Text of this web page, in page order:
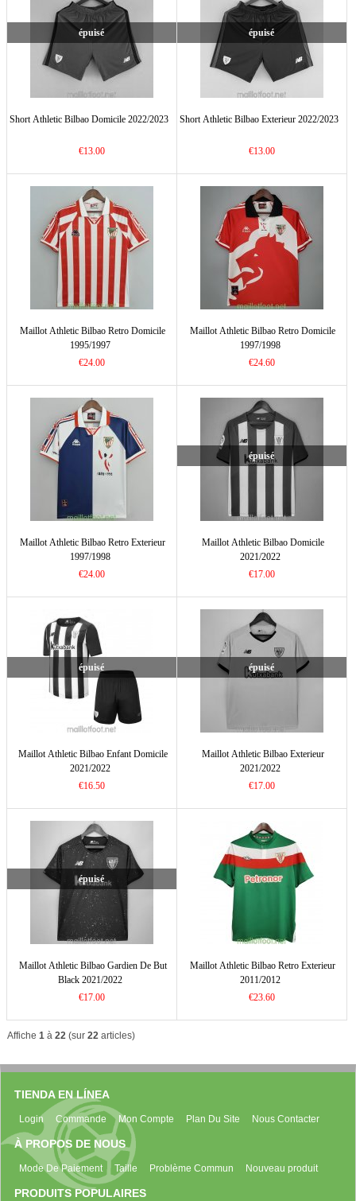
épuisé
Short Athletic Bilbao Domicile 2022/2023
€13.00
épuisé
Short Athletic Bilbao Exterieur 2022/2023
€13.00
Maillot Athletic Bilbao Retro Domicile
1995/1997
€24.00
Maillot Athletic Bilbao Retro Domicile
1997/1998
€24.60
Maillot Athletic Bilbao Retro Exterieur
1997/1998
€24.00
épuisé
Maillot Athletic Bilbao Domicile
2021/2022
€17.00
épuisé
Maillot Athletic Bilbao Enfant Domicile
2021/2022
€16.50
épuisé
Maillot Athletic Bilbao Exterieur
2021/2022
€17.00
épuisé
Maillot Athletic Bilbao Gardien De But
Black 2021/2022
€17.00
Maillot Athletic Bilbao Retro Exterieur
2011/2012
€23.60
Affiche 1à 22(sur 22articles)
TIENDA EN LÍNEA
Login Commande Mon Compte Plan Du Site Nous Contacter
À PROPOS DE NOUS
Mode De Paiement Taille Problème Commun Nouveau produit
PRODUITS POPULAIRES